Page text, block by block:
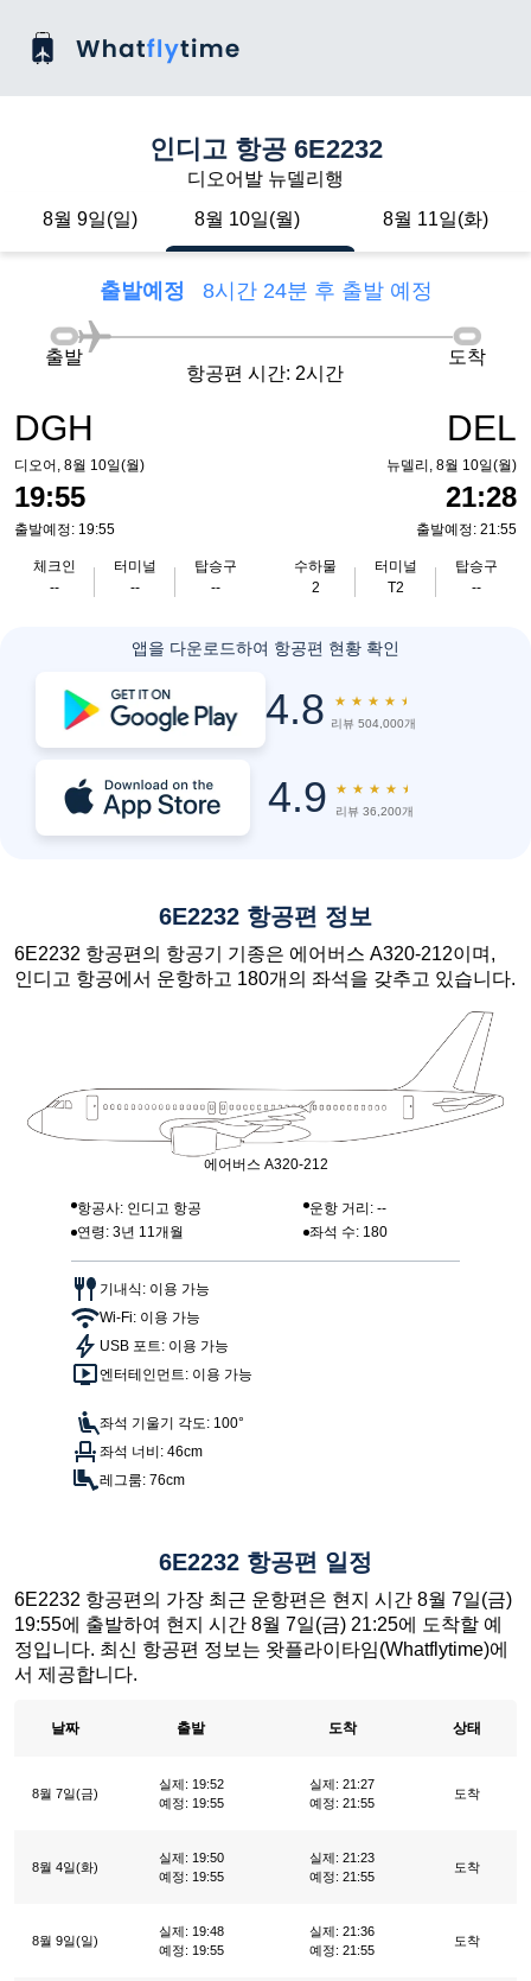
인디고 항공 6E2232
디오어발 뉴델리행
8월 9일(일)
8월 10일(월) 8월 11일(화)
출발예정 8시간 24분 후 출발 예정
DGH
디오어, 8월 10일(월)
19:55
출발예정: 19:55
체크인
--
터미널
--
탑승구
--
출발
항공편 시간: 2시간
도착
DEL
뉴델리, 8월 10일(월)
21:28
출발예정: 21:55
수하물
2
터미널
T2
탑승구
--
앱을 다운로드하여 항공편 현황 확인
4.8 ★ ★ ★ ★ ★
리뷰 504,000개
4.9 ★ ★ ★ ★ ★
리뷰 36,200개
6E2232 항공편 정보
6E2232 항공편의 항공기 기종은 에어버스 A320-212이며,
인디고 항공에서 운항하고 180개의 좌석을 갖추고 있습니다.
에어버스 A320-212
항공사: 인디고 항공
운항 거리: --
연령: 3년 11개월
좌석 수: 180
기내식: 이용 가능
Wi-Fi: 이용 가능
USB 포트: 이용 가능
엔터테인먼트: 이용 가능
좌석 기울기 각도: 100°
좌석 너비: 46cm
레그룸: 76cm
6E2232 항공편 일정
6E2232 항공편의 가장 최근 운항편은 현지 시간 8월 7일(금)
19:55에 출발하여 현지 시간 8월 7일(금) 21:25에 도착할 예
정입니다. 최신 항공편 정보는 왓플라이타임(Whatflytime)에
서 제공합니다.
날짜 출발 도착 상태
8월 7일(금)
실제: 19:52
예정: 19:55
실제: 21:27
예정: 21:55
도착
8월 4일(화)
실제: 19:50
예정: 19:55
실제: 21:23
예정: 21:55
도착
8월 9일(일)
실제: 19:48
예정: 19:55
실제: 21:36
예정: 21:55
도착